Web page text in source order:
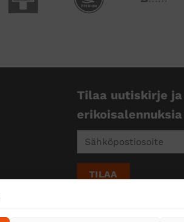
Tilaa uutiskirje